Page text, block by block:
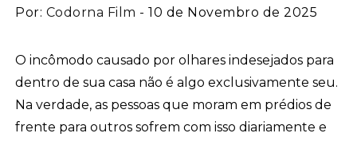
Por: Codorna Film - 10 de Novembro de 2025
O incômodo causado por olhares indesejados para
dentro de sua casa não é algo exclusivamente seu.
Na verdade, as pessoas que moram em prédios de
frente para outros sofrem com isso diariamente e